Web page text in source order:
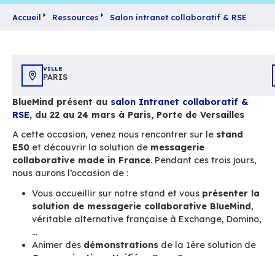
Accueil Salon intranet collaboratif
VILLE
PARIS
BlueMind présent au salon Intranet
RSE, du 22 au 24 mars à Paris, Porte de
A cette occasion, venez nous rencontrer sur le
E50et découvrir la solution demessagerie